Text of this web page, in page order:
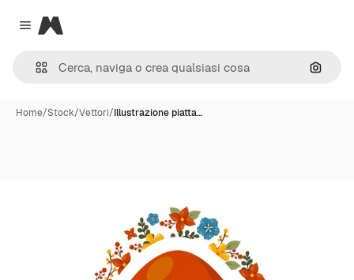
Close menu
Magnific
Cerca
Home/Stock/Vettori/Illustrazione piatta…